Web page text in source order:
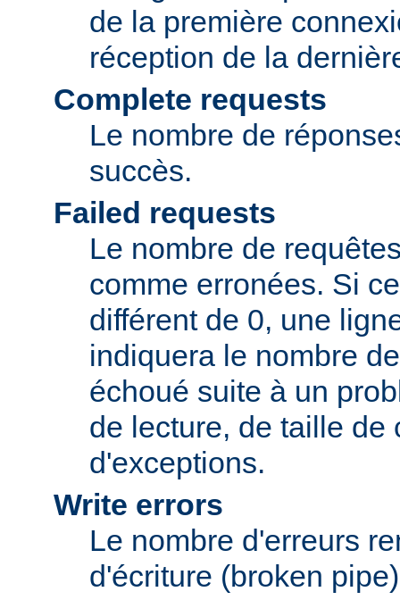
de la première
réception de la
Complete requests
Le nombre de
succès.
Failed requests
Le nombre de
comme erronées. Si
différent de 0, une
indiquera le nombre
échoué suite à un
de lecture, de taille de
d'exceptions.
Write errors
Le nombre d'erreurs
d'écriture (broken